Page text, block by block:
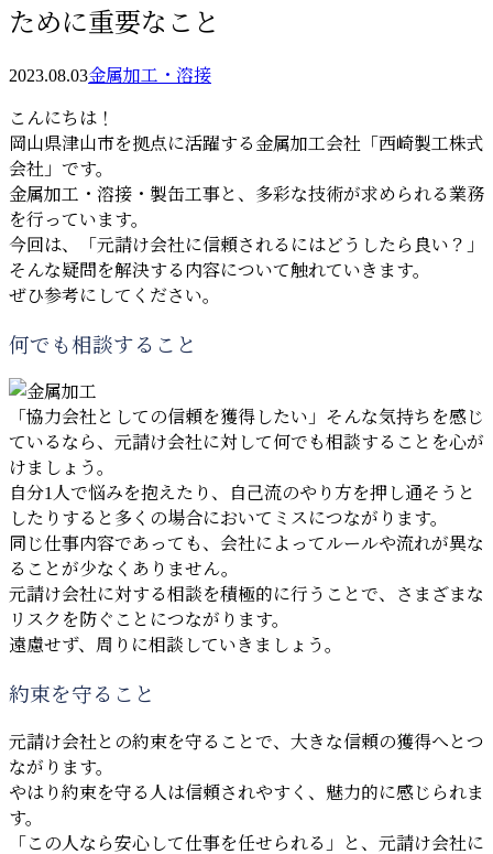
ために重要なこと
2023.08.03金属加工・溶接
こんにちは！
岡山県津山市を拠点に活躍する金属加工会社「西崎製工株式
会社」です。
金属加工・溶接・製缶工事と、多彩な技術が求められる業務
を行っています。
今回は、「元請け会社に信頼されるにはどうしたら良い？」
そんな疑問を解決する内容について触れていきます。
ぜひ参考にしてください。
何でも相談すること
「協力会社としての信頼を獲得したい」そんな気持ちを感じ
ているなら、元請け会社に対して何でも相談することを心が
けましょう。
自分1人で悩みを抱えたり、自己流のやり方を押し通そうと
したりすると多くの場合においてミスにつながります。
同じ仕事内容であっても、会社によってルールや流れが異な
ることが少なくありません。
元請け会社に対する相談を積極的に行うことで、さまざまな
リスクを防ぐことにつながります。
遠慮せず、周りに相談していきましょう。
約束を守ること
元請け会社との約束を守ることで、大きな信頼の獲得へとつ
ながります。
やはり約束を守る人は信頼されやすく、魅力的に感じられま
す。
「この人なら安心して仕事を任せられる」と、元請け会社に